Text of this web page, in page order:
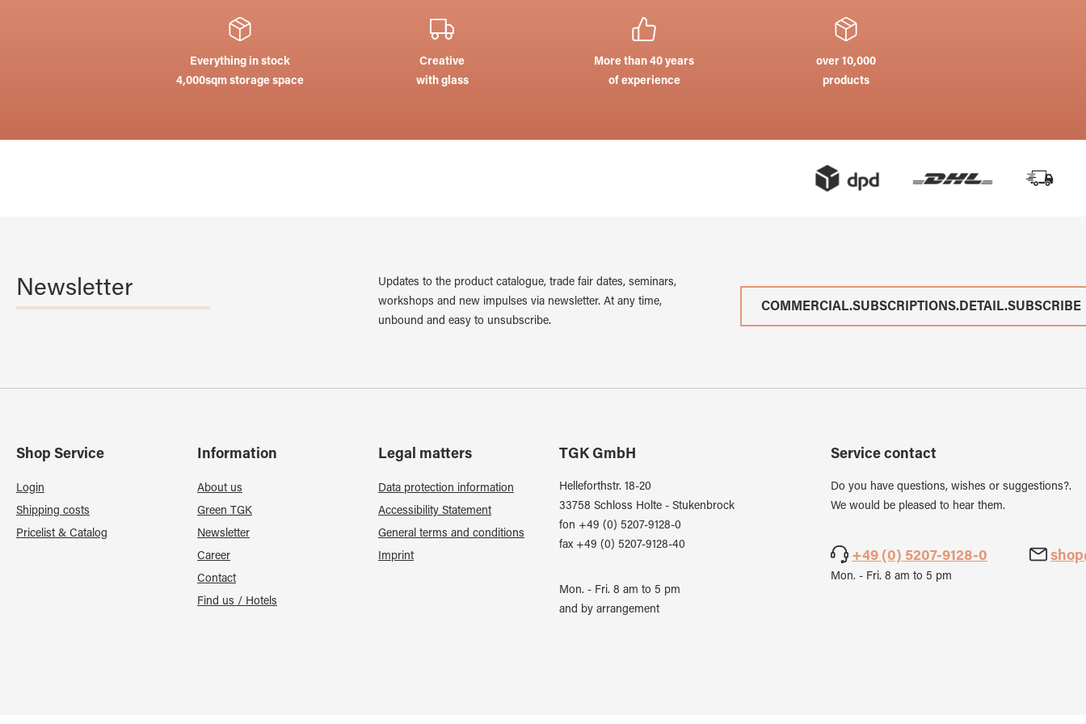
Everything in stock
4,000sqm storage space
Creative
with glass
More than 40 years
of experience
over 10,000
products
Newsletter
Updates to the product catalogue, trade fair dates, seminars,
workshops and new impulses via newsletter. At any time,
unbound and easy to unsubscribe.
COMMERCIAL.SUBSCRIPTIONS.DETAIL.SUBSCRIBE
Shop Service
Login
Shipping costs
Pricelist & Catalog
Information
About us
Green TGK
Newsletter
Career
Contact
Find us / Hotels
Legal matters
Data protection information
Accessibility Statement
General terms and conditions
Imprint
TGK GmbH
Helleforthstr. 18-20
33758 Schloss Holte - Stukenbrock
fon +49 (0) 5207-9128-0
fax +49 (0) 5207-9128-40
Mon. - Fri. 8 am to 5 pm
and by arrangement
Service contact
Do you have questions, wishes or suggestions?.
We would be pleased to hear them.
+49 (0) 5207-9128-0
Mon. - Fri. 8 am to 5 pm